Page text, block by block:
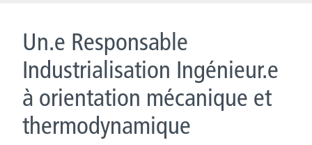
Rencontrez-nous
Inscriptions
Un.e Responsable
Industrialisation Ingénieur.e
à orientation mécanique et
thermodynamique